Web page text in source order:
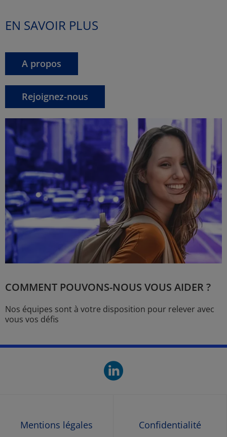
EN SAVOIR PLUS
A propos
Rejoignez-nous
COMMENT POUVONS-NOUS VOUS AIDER ?
Nos équipes sont à votre disposition pour relever avec
vous vos défis
linkedin.
Mentions légales Confidentialité